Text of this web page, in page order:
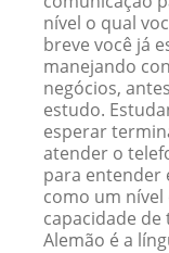
nível o qual
breve você já
manejando
negócios,
estudo.
esperar
atender o
para entender
como um nível
capacidade
Alemão é a